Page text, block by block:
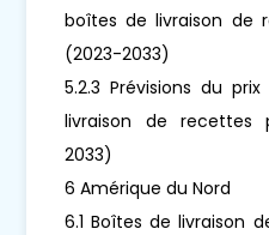
boîtes de livraison de
(2023-2033)
5.2.3 Prévisions du
livraison de recettes
2033)
6 Amérique du Nord
6.1 Boîtes de livraison